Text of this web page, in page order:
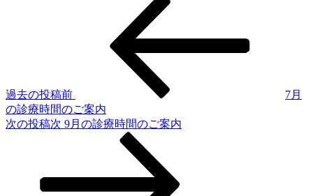
過去の投稿前
7月
の診療時間のご案内
次の投稿次 9月の診療時間のご案内